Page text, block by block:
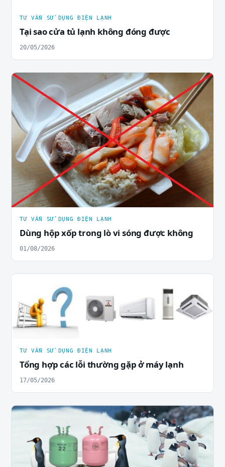
TƯ VẤN SỬ DỤNG ĐIỆN LẠNH
Tại sao cửa tủ lạnh không đóng được
20/05/2026
TƯ VẤN SỬ DỤNG ĐIỆN LẠNH
Dùng hộp xốp trong lò vi sóng được không
01/08/2026
TƯ VẤN SỬ DỤNG ĐIỆN LẠNH
Tổng hợp các lỗi thường gặp ở máy lạnh
17/05/2026